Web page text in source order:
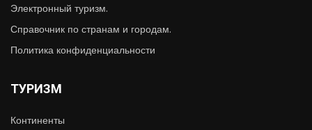
Электронный туризм.
Справочник по странам и городам.
Политика конфиденциальности
ТУРИЗМ
Континенты